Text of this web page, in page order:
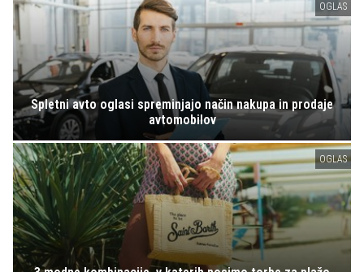
OGLAS
Spletni avto oglasi spreminjajo način nakupa in prodaje
avtomobilov
OGLAS